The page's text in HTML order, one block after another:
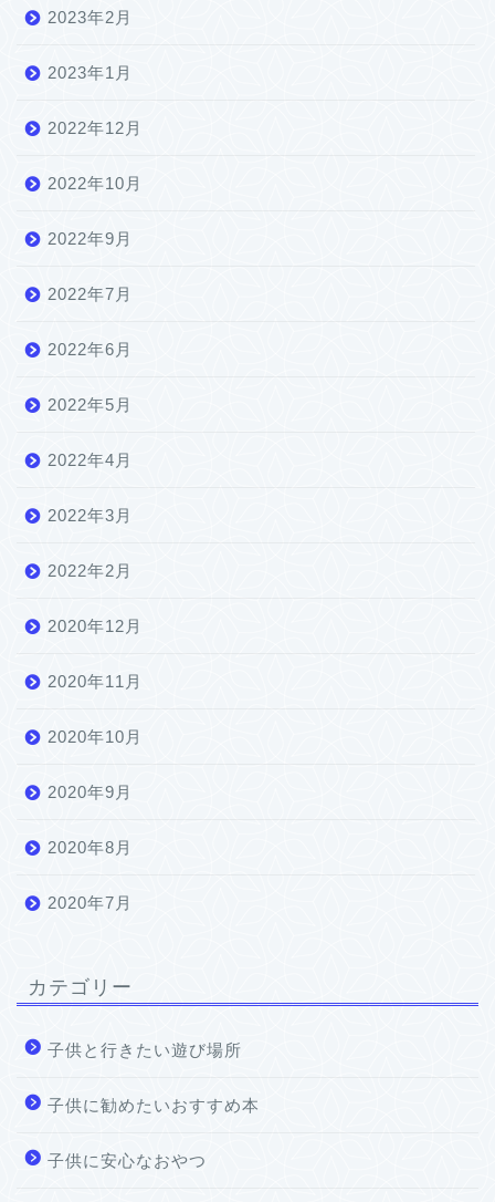
2023年2月
2023年1月
2022年12月
2022年10月
2022年9月
2022年7月
2022年6月
2022年5月
2022年4月
2022年3月
2022年2月
2020年12月
2020年11月
2020年10月
2020年9月
2020年8月
2020年7月
カテゴリー
子供と行きたい遊び場所
子供に勧めたいおすすめ本
子供に安心なおやつ